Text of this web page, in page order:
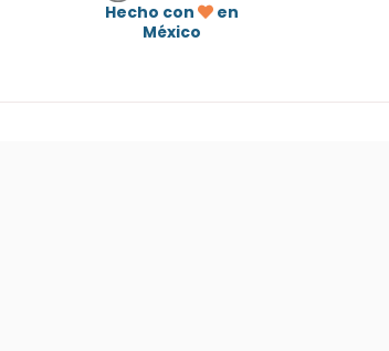
Hecho con
en
México